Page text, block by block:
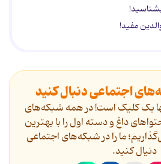
مفید!
اجتماعی دنبال کنید
یک کلیک است! در همه شبکه‌های
داغ و دسته اول را با بهترین
ما را در شبکه‌های اجتماعی
دنیال کنید.